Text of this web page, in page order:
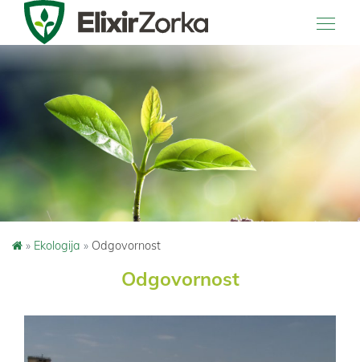
Main Navigation
» Ekologija » Odgovornost
Odgovornost